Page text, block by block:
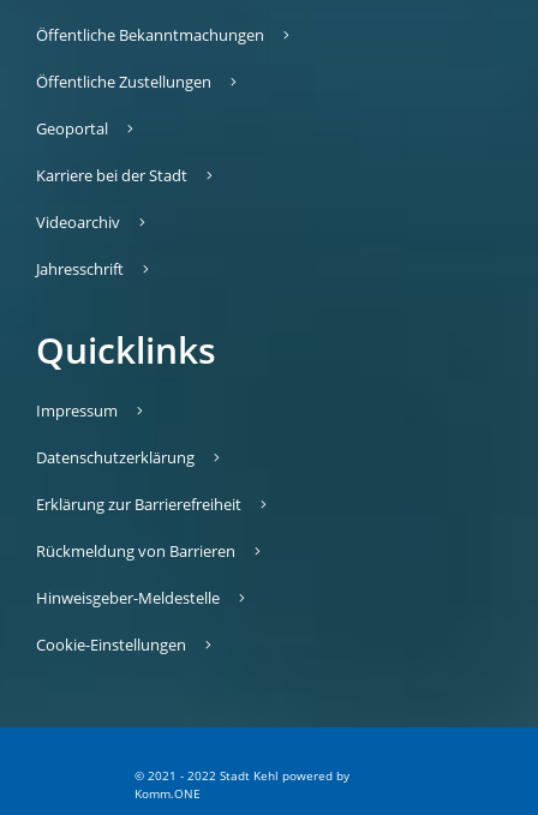
Öffentliche Bekanntmachungen
Öffentliche Zustellungen
Geoportal
Karriere bei der Stadt
Videoarchiv
Jahresschrift
Quicklinks
Impressum
Datenschutzerklärung
Erklärung zur Barrierefreiheit
Rückmeldung von Barrieren
Hinweisgeber-Meldestelle
Cookie-Einstellungen
© 2021 - 2022 Stadt Kehl powered by
Komm.ONE